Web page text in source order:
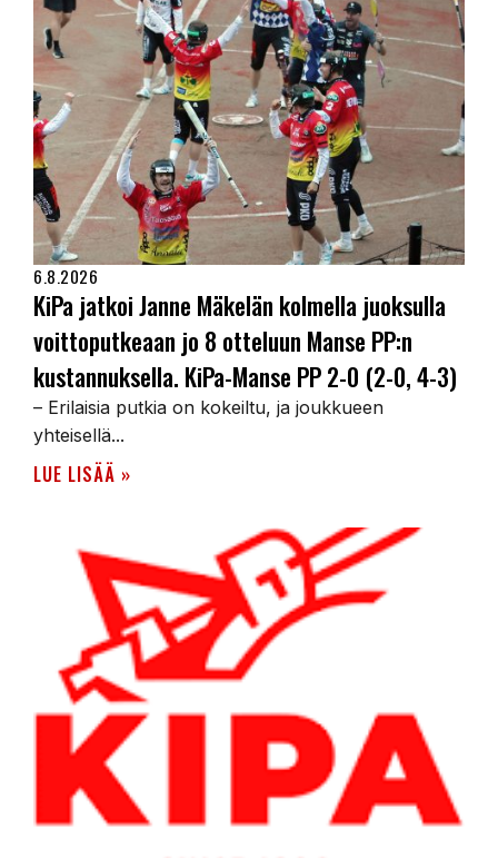
6.8.2026
KiPa jatkoi Janne Mäkelän kolmella juoksulla
voittoputkeaan jo 8 otteluun Manse PP:n
kustannuksella. KiPa-Manse PP 2-0 (2-0, 4-3)
– Erilaisia putkia on kokeiltu, ja joukkueen
yhteisellä...
LUE LISÄÄ »